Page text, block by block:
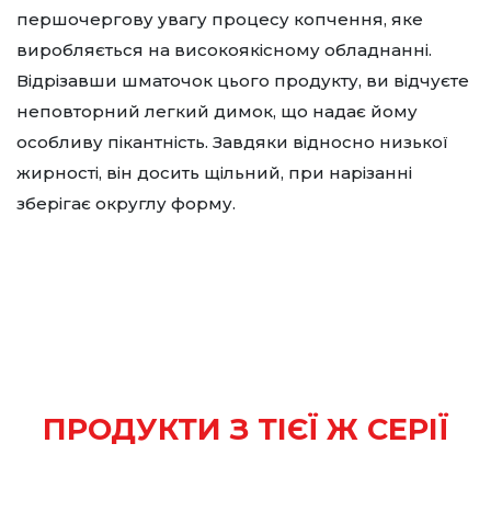
першочергову увагу процесу копчення, яке
виробляється на високоякісному обладнанні.
Відрізавши шматочок цього продукту, ви відчуєте
неповторний легкий димок, що надає йому
особливу пікантність. Завдяки відносно низької
жирності, він досить щільний, при нарізанні
зберігає округлу форму.
ПРОДУКТИ З ТІЄЇ Ж СЕРІЇ